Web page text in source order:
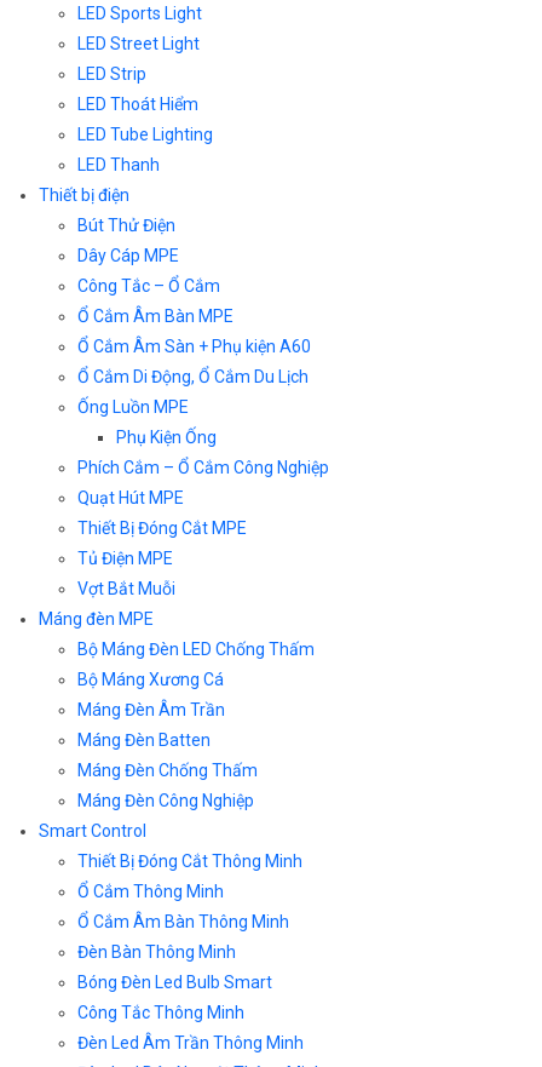
LED Sports Light
LED Street Light
LED Strip
LED Thoát Hiểm
LED Tube Lighting
LED Thanh
Thiết bị điện
Bút Thử Điện
Dây Cáp MPE
Công Tắc – Ổ Cắm
Ổ Cắm Âm Bàn MPE
Ổ Cắm Âm Sàn + Phụ kiện A60
Ổ Cắm Di Động, Ổ Cắm Du Lịch
Ống Luồn MPE
Phụ Kiện Ống
Phích Cắm – Ổ Cắm Công Nghiệp
Quạt Hút MPE
Thiết Bị Đóng Cắt MPE
Tủ Điện MPE
Vợt Bắt Muỗi
Máng đèn MPE
Bộ Máng Đèn LED Chống Thấm
Bộ Máng Xương Cá
Máng Đèn Âm Trần
Máng Đèn Batten
Máng Đèn Chống Thấm
Máng Đèn Công Nghiệp
Smart Control
Thiết Bị Đóng Cắt Thông Minh
Ổ Cắm Thông Minh
Ổ Cắm Âm Bàn Thông Minh
Đèn Bàn Thông Minh
Bóng Đèn Led Bulb Smart
Công Tắc Thông Minh
Đèn Led Âm Trần Thông Minh